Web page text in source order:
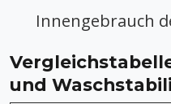
Innengebrauch
und